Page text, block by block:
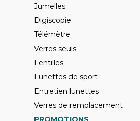
Jumelles
Digiscopie
Télémètre
Verres seuls
Lentilles
Lunettes de sport
Entretien lunettes
Verres de remplacement